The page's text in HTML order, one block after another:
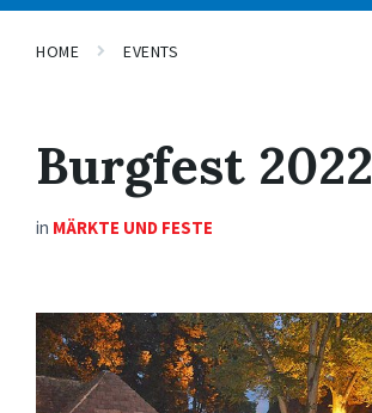
HOME EVENTS
Burgfest 2022
in MÄRKTE UND FESTE